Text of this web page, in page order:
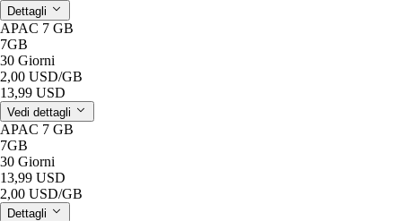
Dettagli
APAC 7 GB
7GB
30 Giorni
2,00 USD/GB
13,99 USD
Vedi dettagli
APAC 7 GB
7GB
30 Giorni
13,99 USD
2,00 USD/GB
Dettagli